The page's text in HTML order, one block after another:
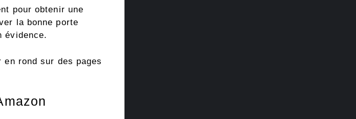
pour obtenir une
la bonne porte
évidence.
rond sur des pages